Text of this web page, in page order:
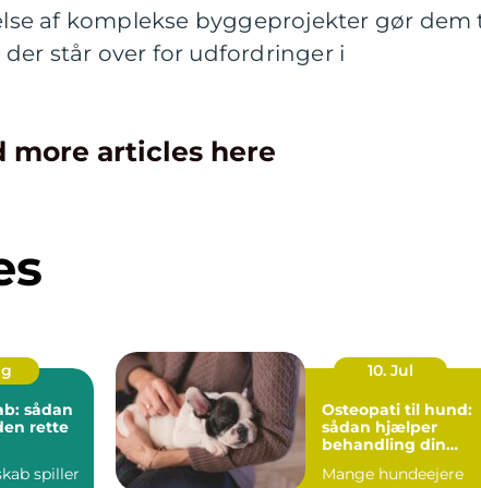
af komplekse byggeprojekter gør dem
står over for udfordringer i
more articles here
sådan
rette
spiller
10. Jul
Osteopati til hund:
sådan hjælper
behandling din
Mange hundeejere